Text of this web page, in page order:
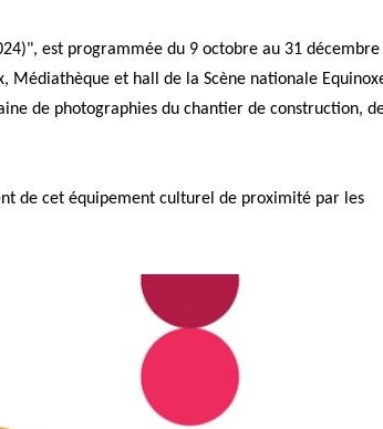
est programmée du 9 octobre au 31 décembre
Médiathèque et hall de la Scène nationale
de photographies du chantier de construction,
de cet équipement culturel de proximité par les